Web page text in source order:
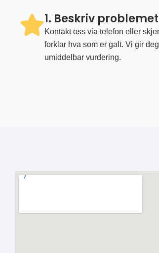
1. Beskriv problemet
Kontakt oss via telefon eller
forklar hva som er galt. Vi gir
umiddelbar vurdering.